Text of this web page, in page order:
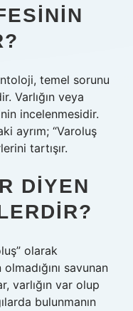
temel sorunu
Varlığın veya
incelenmesidir.
ayrım; “Varoluş
tartışır.
DIYEN
olarak
savunan
varlığın var olup
bulunmanın